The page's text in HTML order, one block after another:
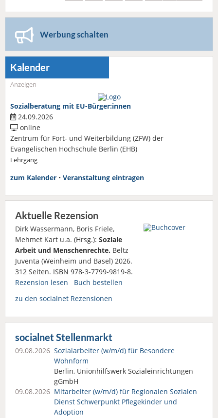
Werbung schalten
Kalender
Anzeigen
Sozialberatung mit EU-Bürger:innen
24.09.2026
online
Zentrum für Fort- und Weiterbildung (ZFW) der
Evangelischen Hochschule Berlin (EHB)
Lehrgang
zum Kalender • Veranstaltung eintragen
Aktuelle Rezension
Dirk Wassermann, Boris Friele,
Mehmet Kart u.a. (Hrsg.): Soziale
Arbeit und Menschenrechte. Beltz
Juventa (Weinheim und Basel) 2026.
312 Seiten. ISBN 978-3-7799-9819-8.
Rezension lesen
Buch bestellen
zu den socialnet Rezensionen
socialnet Stellenmarkt
09.08.2026 Sozialarbeiter (w/m/d) für Besondere
Wohnform
Berlin, Unionhilfswerk Sozialeinrichtungen
gGmbH
09.08.2026 Mitarbeiter (w/m/d) für Regionalen Sozialen
Dienst Schwerpunkt Pflegekinder und
Adoption